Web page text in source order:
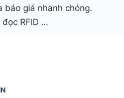
báo giá nhanh chóng.
RFID …